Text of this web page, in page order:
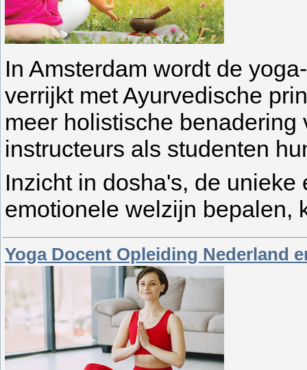
In Amsterdam wordt de
verrijkt met Ayurvedische
meer holistische
instructeurs als studenten
Inzicht in dosha's, de
emotionele welzijn bepalen,
Yoga Docent Opleiding Nederland